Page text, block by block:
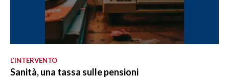
L’INTERVENTO
Sanità, una tassa sulle pensioni